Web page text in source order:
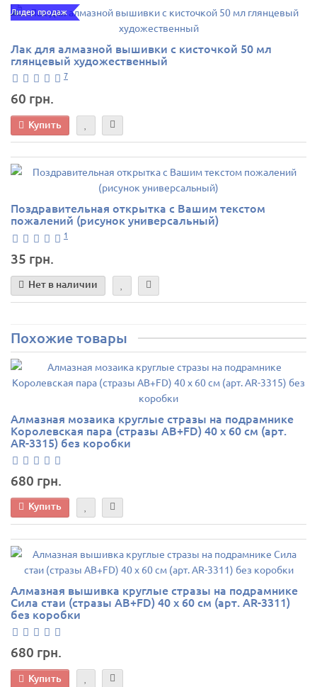
Лидер продаж
Лак для алмазной вышивки с кисточкой 50 мл
глянцевый художественный
7
60 грн.
Купить
Поздравительная открытка с Вашим текстом
пожалений (рисунок универсальный)
1
35 грн.
Нет в наличии
Похожие товары
Алмазная мозаика круглые стразы на подрамнике
Королевская пара (стразы AB+FD) 40 х 60 см (арт.
AR-3315) без коробки
680 грн.
Купить
Алмазная вышивка круглые стразы на подрамнике
Сила стаи (стразы AB+FD) 40 х 60 см (арт. AR-3311)
без коробки
680 грн.
Купить